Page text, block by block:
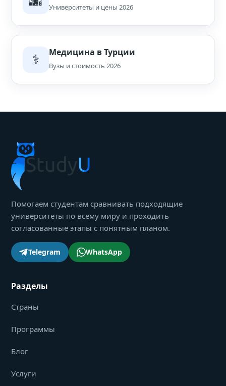
Университеты и цены 2026
⚕️ Медицина в Турции
Вузы и стоимость 2026
Помогаем студентам сравнивать подходящие
университеты по всему миру и проходить
согласованные этапы с понятным планом.
Telegram WhatsApp
Разделы
Страны
Программы
Блог
Услуги